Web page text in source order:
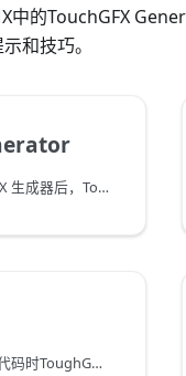
中的TouchGFX
和技巧。
STM32CubeMX中安装了ToughGFX 生成器后，ToughGFX 生成器可在项目中启用。 用户可以通过按下STM32CubeMX项目菜单中的“Select Components（选择组件）”按钮或使用快捷键 Alt + o按钮 访问X-CUBE软件包来添加功能。
本节介绍在STM32CubeMX中生成代码时ToughGFX 生成器输出的内容。